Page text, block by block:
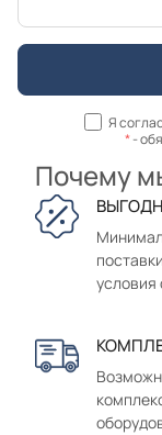
Я
*-
Почему
условия